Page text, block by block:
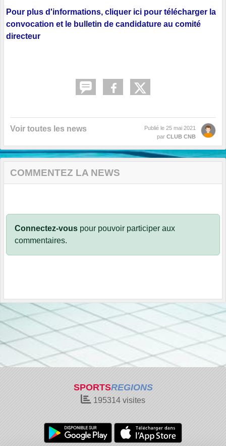
Pour plus d'informations, cliquer ici pour télécharger la
convocation et le bulletin de candidature au comité
directeur
Voir toutes les news Publié le 25 mai 2021
par CLUB CNB
COMMENTEZ LA NEWS
Connectez-vous pour pouvoir participer aux
commentaires.
SPORTSREGIONS
195314 visites